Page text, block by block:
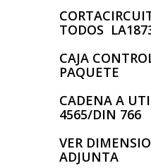
TODOS
CAJA
PAQUETE
CADENA A
4565/DIN 766
VER
ADJUNTA